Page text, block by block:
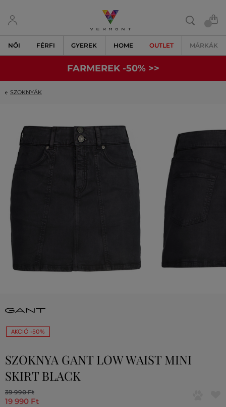
NŐI FÉRFI GYEREK HOME OUTLET MÁRKÁK
FARMEREK -50% >>
SZOKNYÁK
AKCIÓ -50%
SZOKNYA GANT LOW WAIST MINI
SKIRT BLACK
39 990 Ft
19 990 Ft